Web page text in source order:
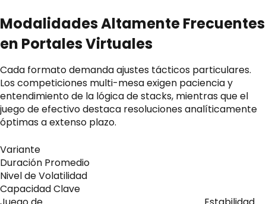
Modalidades Altamente Frecuentes
en Portales Virtuales
Cada formato demanda ajustes tácticos particulares.
Los competiciones multi-mesa exigen paciencia y
entendimiento de la lógica de stacks, mientras que el
juego de efectivo destaca resoluciones analíticamente
óptimas a extenso plazo.
Variante
Duración Promedio
Nivel de Volatilidad
Capacidad Clave